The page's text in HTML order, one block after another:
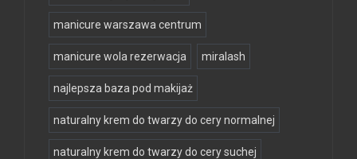
manicure warszawa centrum
manicure wola rezerwacja miralash
najlepsza baza pod makijaż
naturalny krem do twarzy do cery normalnej
naturalny krem do twarzy do cery suchej